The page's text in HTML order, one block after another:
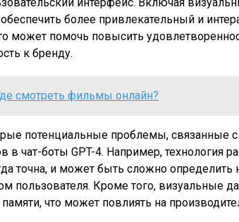
более привлекательный и
может помочь повысить
к бренду.
смотреть фильмы онлайн?
потенциальные проблемы, связанные с
в чат-боты GPT-4. Например, технология
точна, и может быть сложно определить
пользователя. Кроме того, визуальные
что может повлиять на